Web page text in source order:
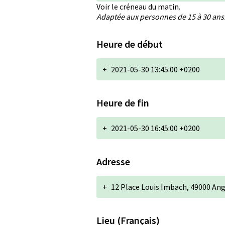
Voir le créneau du matin.
Adaptée aux personnes de 15 à 30 ans.
Heure de début
+ 2021-05-30 13:45:00 +0200
Heure de fin
+ 2021-05-30 16:45:00 +0200
Adresse
+ 12 Place Louis Imbach, 49000
Lieu (Français)